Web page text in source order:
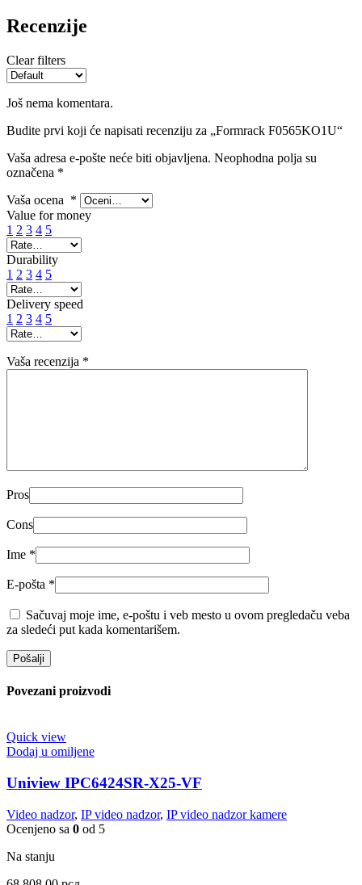
Recenzije
Clear filters
Još nema komentara.
Budite prvi koji će napisati recenziju za „Formrack F0565KO1U“
Vaša adresa e-pošte neće biti objavljena. Neophodna polja su
označena *
Vaša ocena *
Value for money
1 2 3 4 5
Durability
1 2 3 4 5
Delivery speed
1 2 3 4 5
Vaša recenzija *
Pros
Cons
Ime *
E-pošta *
Sačuvaj moje ime, e-poštu i veb mesto u ovom pregledaču veba
za sledeći put kada komentarišem.
Povezani proizvodi
Quick view
Dodaj u omiljene
Uniview IPC6424SR-X25-VF
Video nadzor, IP video nadzor, IP video nadzor kamere
Ocenjeno sa 0 od 5
Na stanju